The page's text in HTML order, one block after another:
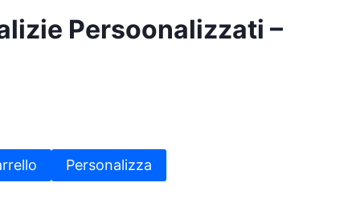
Persoonalizzati –
Personalizza